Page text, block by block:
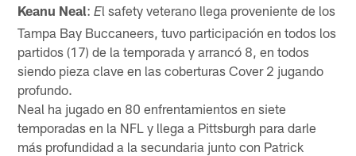
Keanu Neal:El safety veterano llega proveniente de los
Tampa Bay Buccaneers, tuvo participación en todos los
partidos (17) de la temporada y arrancó 8, en todos
siendo pieza clave en las coberturas Cover 2 jugando
profundo.
Neal ha jugado en 80 enfrentamientos en siete
temporadas en la NFL y llega a Pittsburgh para darle
más profundidad a la secundaria junto con Patrick